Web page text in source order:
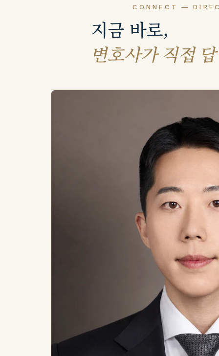
CONNECT —
지금 바로,